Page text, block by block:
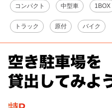
コンパクト 中型車 1BOX
トラック 原付 バイク